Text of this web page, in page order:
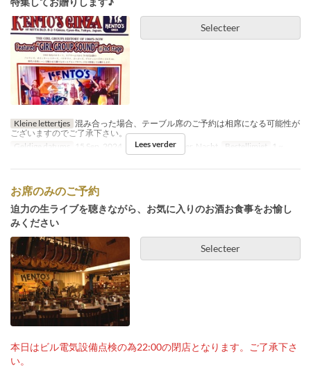
Selecteer
Kleine lettertjes 混み合った場合、テーブル席のご予約は相席になる可能性が
ございますのでご了承下さい。
Geldige datums
15 Sep, 2024 Maaltijden Diner, Nacht Bestellimiet 1 ~
Lees verder
お席のみのご予約
迫力の生ライブを聴きながら、お気に入りのお酒お食事をお愉し
みください
Selecteer
本日はビル電気設備点検の為22:00の閉店となります。ご了承下さ
い。